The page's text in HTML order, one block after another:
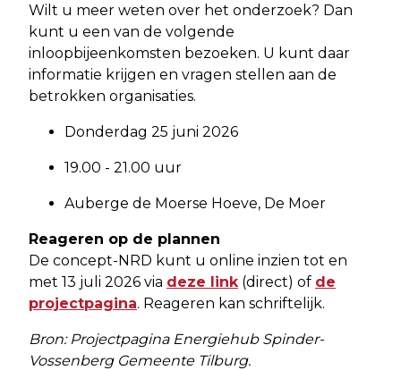
Wilt u meer weten over het onderzoek? Dan
kunt u een van de volgende
inloopbijeenkomsten bezoeken. U kunt daar
informatie krijgen en vragen stellen aan de
betrokken organisaties.
Donderdag 25 juni 2026
19.00 - 21.00 uur
Auberge de Moerse Hoeve, De Moer
Reageren op de plannen
De concept-NRD kunt u online inzien tot en
met 13 juli 2026 via deze link (direct) of de
projectpagina. Reageren kan schriftelijk.
Bron: Projectpagina Energiehub Spinder-
Vossenberg Gemeente Tilburg.